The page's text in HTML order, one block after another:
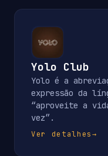
Yolo Club
Yolo é a
expressão da
“aproveite a
vez”.
Ver detalhes→